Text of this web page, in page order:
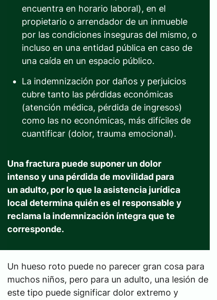
encuentra en horario laboral), en el
propietario o arrendador de un inmueble
por las condiciones inseguras del mismo, o
incluso en una entidad pública en caso de
una caída en un espacio público.
La indemnización por daños y perjuicios
cubre tanto las pérdidas económicas
(atención médica, pérdida de ingresos)
como las no económicas, más difíciles de
cuantificar (dolor, trauma emocional).
Una fractura puede suponer un dolor
intenso y una pérdida de movilidad para
un adulto, por lo que la asistencia jurídica
local determina quién es el responsable y
reclama la indemnización íntegra que te
corresponde.
Un hueso roto puede no parecer gran cosa para
muchos niños, pero para un adulto, una lesión de
este tipo puede significar dolor extremo y